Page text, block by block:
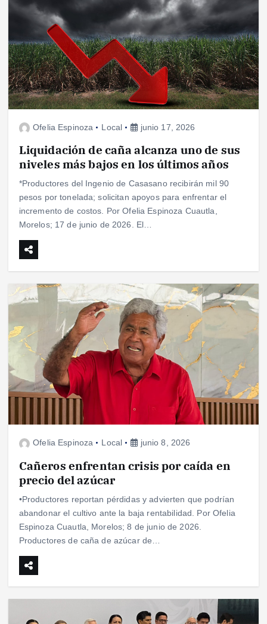
Ofelia Espinoza Local junio 17, 2026
Liquidación de caña alcanza uno de sus
niveles más bajos en los últimos años
*Productores del Ingenio de Casasano recibirán mil 90
pesos por tonelada; solicitan apoyos para enfrentar el
incremento de costos. Por Ofelia Espinoza Cuautla,
Morelos; 17 de junio de 2026. El…
Ofelia Espinoza Local junio 8, 2026
Cañeros enfrentan crisis por caída en
precio del azúcar
•Productores reportan pérdidas y advierten que podrían
abandonar el cultivo ante la baja rentabilidad. Por Ofelia
Espinoza Cuautla, Morelos; 8 de junio de 2026.
Productores de caña de azúcar de…